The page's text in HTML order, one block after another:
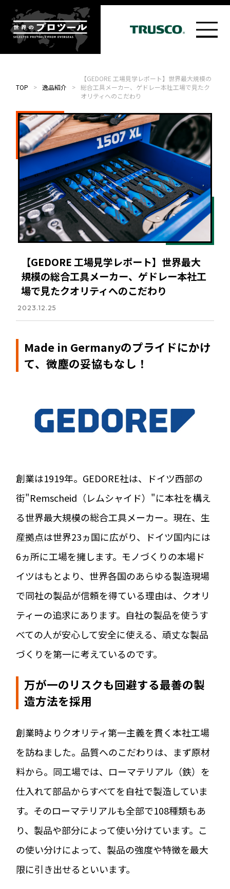
TOP > 逸品紹介 >
【GEDORE 工場見学レポート】世界最大規模の
総合工具メーカー、ゲドレー本社工場で見たク
オリティへのこだわり
【GEDORE 工場見学レポート】世界最大
規模の総合工具メーカー、ゲドレー本社工
場で見たクオリティへのこだわり
2023.12.25
Made in Germanyのプライドにかけ
て、微塵の妥協もなし！
創業は1919年。GEDORE社は、ドイツ西部の
街"Remscheid（レムシャイド）"に本社を構え
る世界最大規模の総合工具メーカー。現在、生
産拠点は世界23ヵ国に広がり、ドイツ国内には
6ヵ所に工場を擁します。モノづくりの本場ド
イツはもとより、世界各国のあらゆる製造現場
で同社の製品が信頼を得ている理由は、クオリ
ティーの追求にあります。自社の製品を使うす
べての人が安心して安全に使える、頑丈な製品
づくりを第一に考えているのです。
万が一のリスクも回避する最善の製
造方法を採用
創業時よりクオリティ第一主義を貫く本社工場
を訪ねました。品質へのこだわりは、まず原材
料から。同工場では、ローマテリアル（鉄）を
仕入れて部品からすべてを自社で製造していま
す。そのローマテリアルも全部で108種類もあ
り、製品や部分によって使い分けています。こ
の使い分けによって、製品の強度や特徴を最大
限に引き出せるといいます。